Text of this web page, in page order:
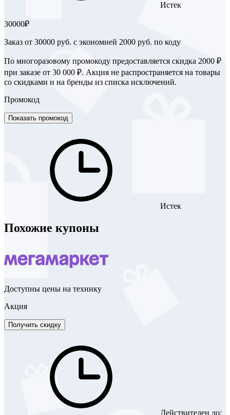
Истек
30000₽
Заказ от 30000 руб. с экономией 2000 руб. по коду
По многоразовому промокоду предоставляется скидка 2000 ₽
при заказе от 30 000 ₽. Акция не распространяется на товары
со скидками и на бренды из списка исключений.
Промокод
Показать промокод
Истек
Похожие купоны
Доступны цены на технику
Акция
Получить скидку
Действителен до: